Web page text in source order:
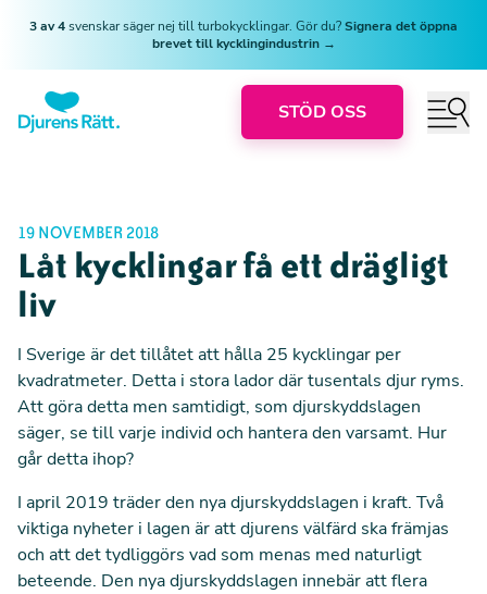
3 av 4svenskar säger nej till turbokycklingar. Gör du?Signera det öppna
brevet till kycklingindustrin →
STÖD OSS
19 NOVEMBER 2018
Låt kycklingar få ett drägligt
liv
I Sverige är det tillåtet att hålla 25 kycklingar per
kvadratmeter. Detta i stora lador där tusentals djur ryms.
Att göra detta men samtidigt, som djurskyddslagen
säger, se till varje individ och hantera den varsamt. Hur
går detta ihop?
I april 2019 träder den nya djurskyddslagen i kraft. Två
viktiga nyheter i lagen är att djurens välfärd ska främjas
och att det tydliggörs vad som menas med naturligt
beteende. Den nya djurskyddslagen innebär att flera